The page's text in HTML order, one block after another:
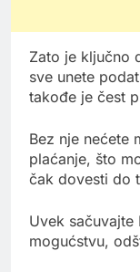
Zato je ključno
sve unete
takođe je čest
Bez nje nećete
plaćanje, što
čak dovesti do
Uvek sačuvajte
mogućstvu,